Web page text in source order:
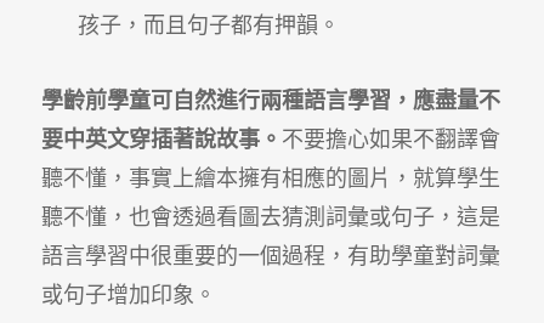
孩子，而且句子都有押韻。
學齡前學童可自然進行兩種語言學習，應盡量不
要中英文穿插著說故事。 不要擔心如果不翻譯會
聽不懂，事實上繪本擁有相應的圖片，就算學生
聽不懂，也會透過看圖去猜測詞彙或句子，這是
語言學習中很重要的一個過程，有助學童對詞彙
或句子增加印象。